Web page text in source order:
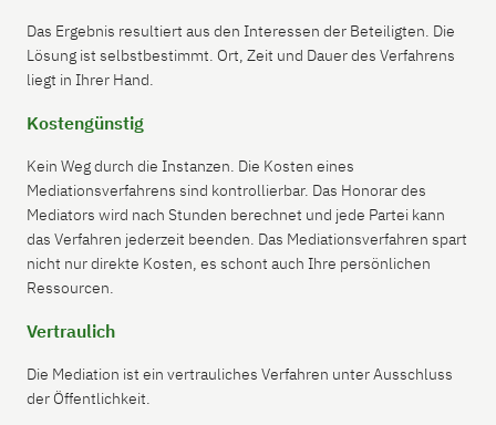
Das Ergebnis resultiert aus den Interessen der Beteiligten. Die
Lösung ist selbstbestimmt. Ort, Zeit und Dauer des Verfahrens
liegt in Ihrer Hand.
Kostengünstig
Kein Weg durch die Instanzen. Die Kosten eines
Mediationsverfahrens sind kontrollierbar. Das Honorar des
Mediators wird nach Stunden berechnet und jede Partei kann
das Verfahren jederzeit beenden. Das Mediationsverfahren spart
nicht nur direkte Kosten, es schont auch Ihre persönlichen
Ressourcen.
Vertraulich
Die Mediation ist ein vertrauliches Verfahren unter Ausschluss
der Öffentlichkeit.